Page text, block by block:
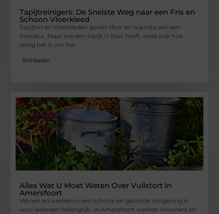
Tapijtreinigers: De Snelste Weg naar een Fris en
Schoon Vloerkleed
Tapijten en vloerkleden geven sfeer en warmte aan een
interieur. Maar wie een tapijt in huis heeft, weet ook hoe
lastig het is om het
Winkelen
Alles Wat U Moet Weten Over Vuilstort in
Amersfoort
Wonen en werken in een schone en gezonde omgeving is
voor iedereen belangrijk. In Amersfoort werken inwoners en